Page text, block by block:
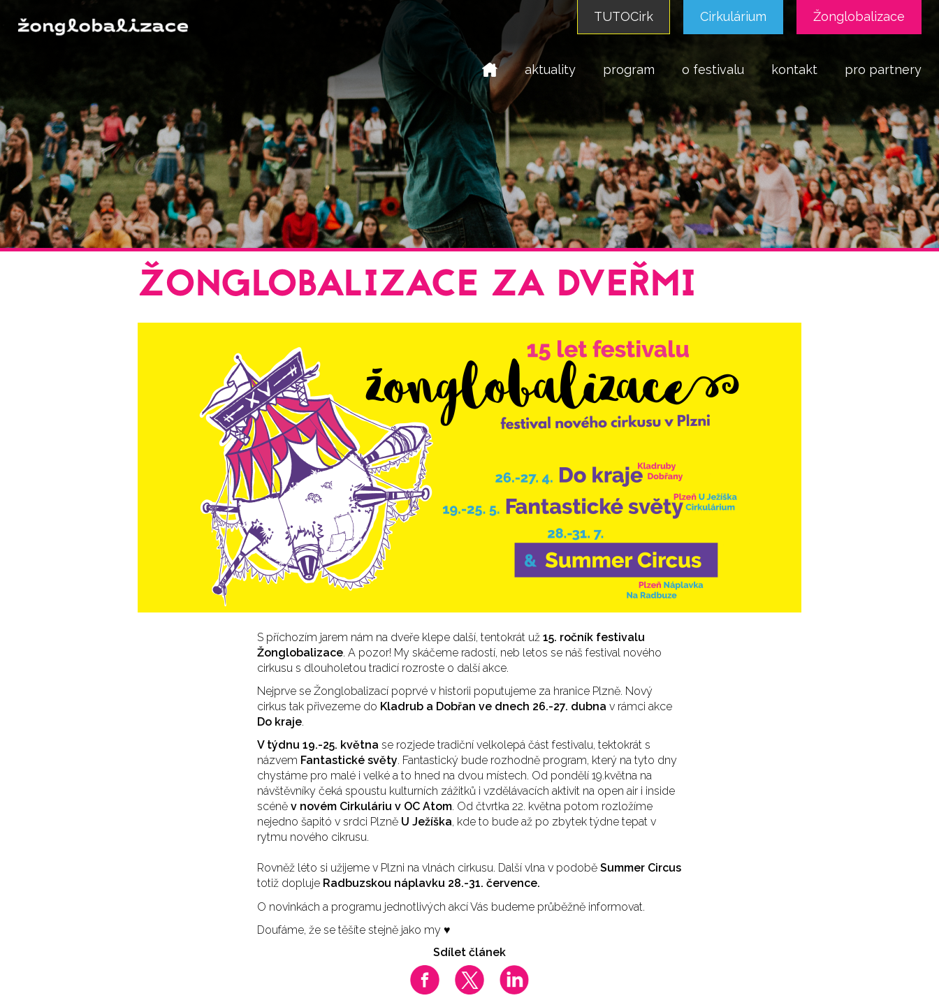
TUTOCirk Cirkulárium Žonglobalizace
domů aktuality program o festivalu kontakt pro partnery
ŽONGLOBALIZACE ZA DVEŘMI
S příchozím jarem nám na dveře klepe další, tentokrát už 15. ročník festivalu
Žonglobalizace. A pozor! My skáčeme radostí, neb letos se náš festival nového
cirkusu s dlouholetou tradicí rozroste o další akce.
Nejprve se Žonglobalizací poprvé v historii poputujeme za hranice Plzně. Nový
cirkus tak přivezeme do Kladrub a Dobřan ve dnech 26.-27. dubna v rámci akce
Do kraje.
V týdnu 19.-25. května se rozjede tradiční velkolepá část festivalu, tektokrát s
názvem Fantastické světy. Fantastický bude rozhodně program, který na tyto dny
chystáme pro malé i velké a to hned na dvou místech. Od pondělí 19.května na
návštěvníky čeká spoustu kulturních zážitků i vzdělávacích aktivit na open air i inside
scéně v novém Cirkuláriu v OC Atom. Od čtvrtka 22. května potom rozložíme
nejedno šapitó v srdci PlzněU Ježíška, kde to bude až po zbytek týdne tepat v
rytmu nového cikrusu.
Rovněž léto si užijeme v Plzni na vlnách cirkusu. Další vlna v podobě Summer Circus
totiž doplujeRadbuzskou náplavku 28.-31. července.
O novinkách a programu jednotlivých akcí Vás budeme průběžně informovat.
Doufáme, že se těšíte stejně jako my ♥
Sdílet článek